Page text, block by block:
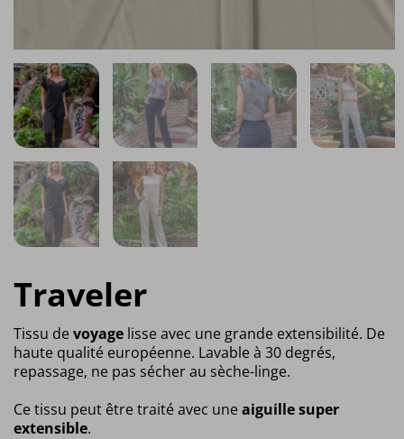
Traveler
Tissu devoyage lisse avec une grande extensibilité. De
haute qualité européenne. Lavable à 30 degrés,
repassage, ne pas sécher au sèche-linge.
Ce tissu peut être traité avec uneaiguille super
extensible.